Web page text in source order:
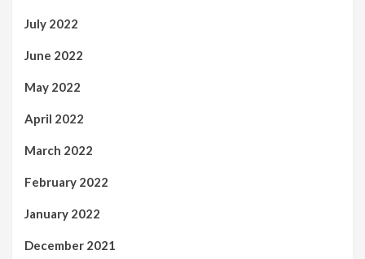
July 2022
June 2022
May 2022
April 2022
March 2022
February 2022
January 2022
December 2021